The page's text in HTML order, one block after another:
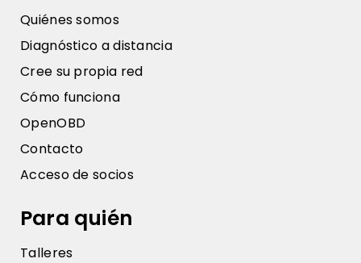
Quiénes somos
Diagnóstico a distancia
Cree su propia red
Cómo funciona
OpenOBD
Contacto
Acceso de socios
Para quién
Talleres